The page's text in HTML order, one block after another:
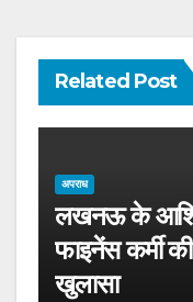
Related Post
अपराध
लखनऊ के
फाइनेंस कर्मी
खुलासा